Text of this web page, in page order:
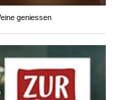
geniessen